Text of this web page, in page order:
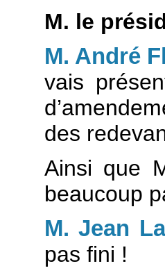
M. le
M. André
vais
des
Ainsi que
beaucoup
M. Jean
pas fini !